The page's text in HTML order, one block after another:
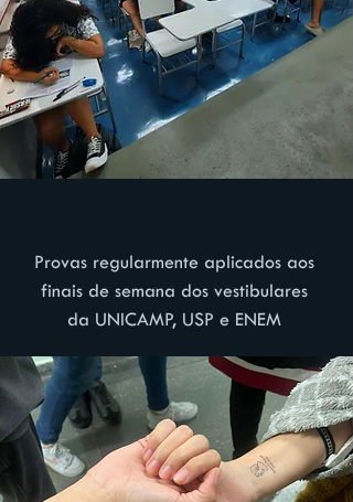
Provas regularmente aplicados aos
finais de semana dos vestibulares
da UNICAMP, USP e ENEM